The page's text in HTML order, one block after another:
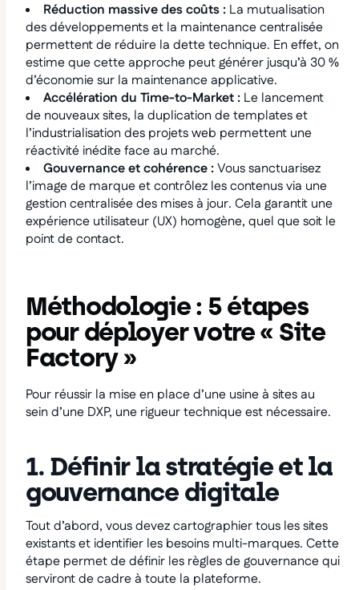
Réduction massive des coûts : La mutualisation
des développements et la maintenance centralisée
permettent de réduire la dette technique. En effet, on
estime que cette approche peut générer jusqu’à 30 %
d’économie sur la maintenance applicative.
Accélération du Time-to-Market : Le lancement
de nouveaux sites, la duplication de templates et
l’industrialisation des projets web permettent une
réactivité inédite face au marché.
Gouvernance et cohérence :Vous sanctuarisez
l’image de marque et contrôlez les contenus via une
gestion centralisée des mises à jour. Cela garantit une
expérience utilisateur (UX) homogène, quel que soit le
point de contact.
Méthodologie : 5 étapes
pour déployer votre « Site
Factory »
Pour réussir la mise en place d’une usine à sites au
sein d’une DXP, une rigueur technique est nécessaire.
1. Définir la stratégie et la
gouvernance digitale
Tout d’abord, vous devez cartographier tous les sites
existants et identifier les besoins multi-marques. Cette
étape permet de définir les règles de gouvernance qui
serviront de cadre à toute la plateforme.